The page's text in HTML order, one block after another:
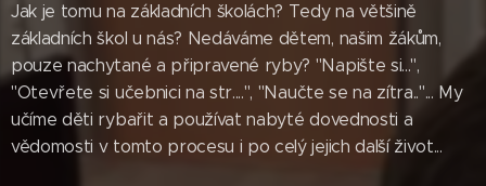
Jak je tomu na základních školách? Tedy na většině
základních škol u nás? Nedáváme dětem, našim žákům,
pouze nachytané a připravené ryby? "Napište si...",
"Otevřete si učebnici na str....", "Naučte se na zítra.."... My
učíme děti rybařit a používat nabyté dovednosti a
vědomosti v tomto procesu i po celý jejich další život...